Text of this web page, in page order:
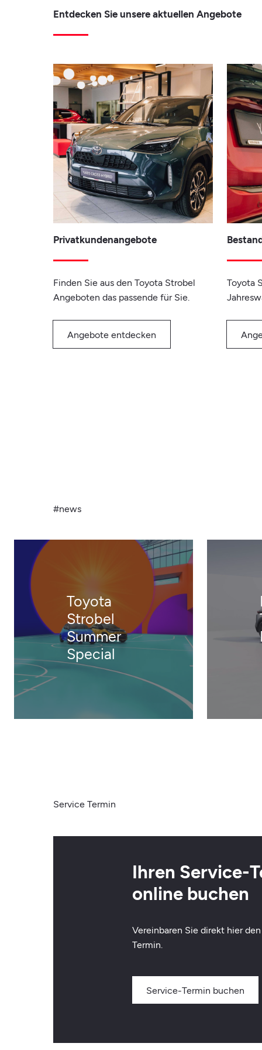
Entdecken Sie unsere aktuellen Angebote
Privatkundenangebote
Finden Sie aus den Toyota Strobel
Angeboten das passende für Sie.
Angebote entdecken
Toyota
#news
Toyota
Strobel
Summer
Special
Strobel
Special
Service Termin
Ihren Service-
online buchen
Vereinbaren Sie direkt hier
Termin.
Service-Termin buchen